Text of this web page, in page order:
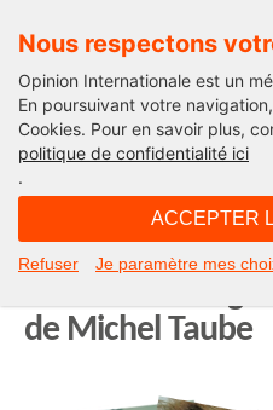
Nous respectons
Opinion Internationale est un
En poursuivant votre
Cookies. Pour en savoir plus,
politique de confidentialité ici
.
ACCEPTER
Refuser Je paramètre mes
Edito
Bas les masques,
de Michel Taube